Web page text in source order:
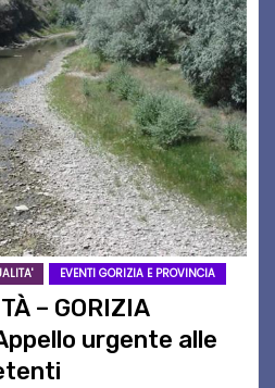
EVENTI GORIZIA E PROVINCIA
– GORIZIA
urgente alle